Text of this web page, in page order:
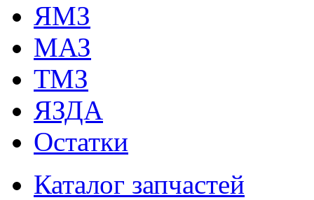
ЯМЗ
МАЗ
ТМЗ
ЯЗДА
Остатки
Каталог запчастей